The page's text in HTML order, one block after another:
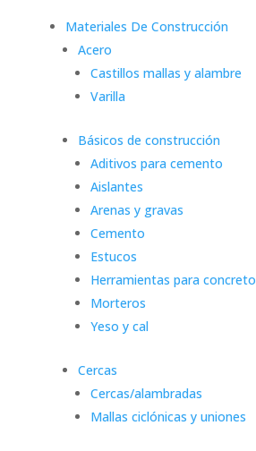
Materiales De Construcción
Acero
Castillos mallas y alambre
Varilla
Básicos de construcción
Aditivos para cemento
Aislantes
Arenas y gravas
Cemento
Estucos
Herramientas para concreto
Morteros
Yeso y cal
Cercas
Cercas/alambradas
Mallas ciclónicas y uniones